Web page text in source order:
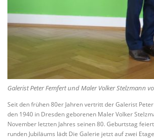
Galerist Peter Femfert und Maler Volker Stelzmann
Seit den frühen 80er Jahren vertritt der Galerist
den 1940 in Dresden geborenen Maler Volker
November letzten Jahres seinen 80. Geburtstag
runden Jubiläums lädt Die Galerie jetzt auf zwei